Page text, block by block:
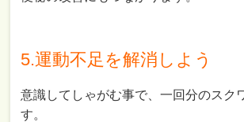
5.運動不足を解消しよう
意識してしゃがむ事で、一回分のスク
す。